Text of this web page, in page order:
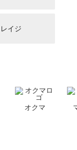
レイジ
オクマ